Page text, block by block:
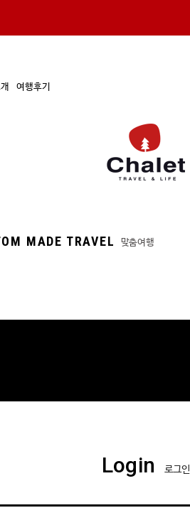
여행후기
MADE TRAVEL 맞춤여행
Login 로그인